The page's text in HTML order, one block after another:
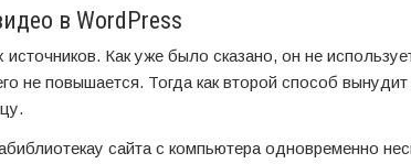
в WordPress
Как уже было сказано, он не
не повышается. Тогда как второй способ
сайта с компьютера одновременно